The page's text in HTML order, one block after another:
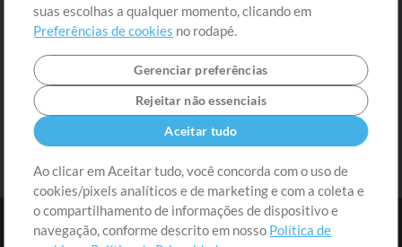
Envie seu conteúdo
Playlist
MT Conference
suas escolhas a qualquer momento, clicando em
Preferências de cookies no rodapé.
Gerenciar preferências
Rejeitar não essenciais
Aceitar tudo
Ao clicar em Aceitar tudo, você concorda com o uso de
cookies/pixels analíticos e de marketing e com a coleta e
o compartilhamento de informações de dispositivo e
navegação, conforme descrito em nosso Política de